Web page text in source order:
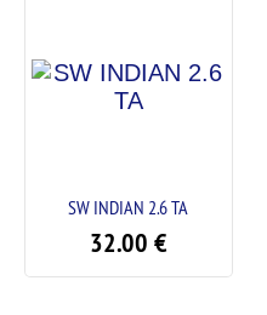
SW INDIAN 2.6 TA
32.00€